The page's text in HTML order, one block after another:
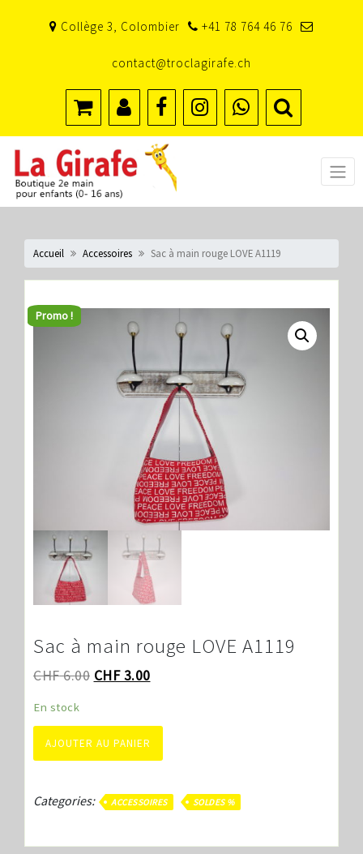
Collège 3, Colombier +41 78 764 46 76
contact@troclagirafe.ch
Accueil Accessoires Sac à main rouge LOVE A1119
Promo !
Sac à main rouge LOVE A1119
CHF6.00 CHF3.00
En stock
AJOUTER AU PANIER
Categories: ACCESSOIRES SOLDES %